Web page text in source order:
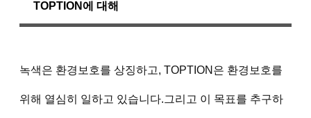
TOPTION에 대해
녹색은 환경보호를 상징하고, TOPTION은 환경보호를
위해 열심히 일하고 있습니다.그리고 이 목표를 추구하